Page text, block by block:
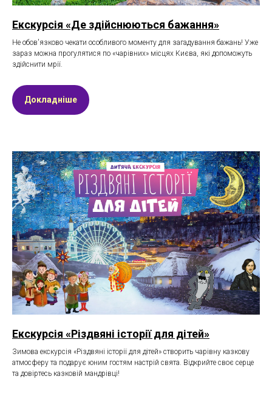
Екскурсія «Де здійснюються бажання»
Не обов'язково чекати особливого моменту для загадування бажань! Уже
зараз можна прогулятися по «чарівних» місцях Києва, які допоможуть
здійснити мрії.
Докладніше
Екскурсія «Різдвяні історії для дітей»
Зимова екскурсія «Різдвяні історії для дітей» створить чарівну казкову
атмосферу та подарує юним гостям настрій свята. Відкрийте своє серце
та довіртесь казковій мандрівці!